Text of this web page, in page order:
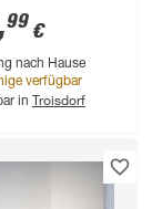
80 x 100 x
99 €
nach Hause
verfügbar
in Troisdorf